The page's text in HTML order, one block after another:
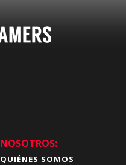
NOSOTROS:
QUIÉNES SOMOS